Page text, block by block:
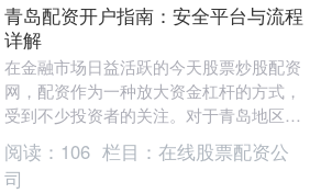
青岛配资开户指南：安全平台与流程
详解
在金融市场日益活跃的今天股票炒股配资
网，配资作为一种放大资金杠杆的方式，
受到不少投资者的关注。对于青岛地区的
投资者而言，如何选择安全平台并顺利完
成开户，是参与配....
阅读： 106 栏目： 在线股票配资公
司